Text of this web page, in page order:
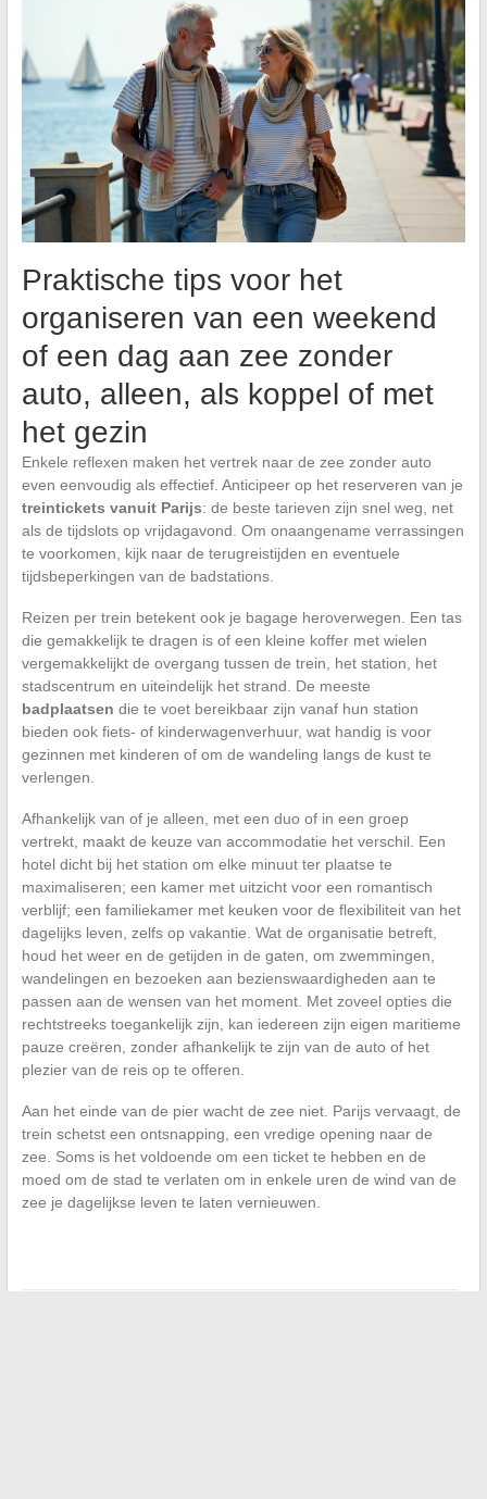
Praktische tips voor het
organiseren van een weekend
of een dag aan zee zonder
auto, alleen, als koppel of met
het gezin
Enkele reflexen maken het vertrek naar de zee zonder auto
even eenvoudig als effectief. Anticipeer op het reserveren van je
treintickets vanuit Parijs: de beste tarieven zijn snel weg, net
als de tijdslots op vrijdagavond. Om onaangename verrassingen
te voorkomen, kijk naar de terugreistijden en eventuele
tijdsbeperkingen van de badstations.
Reizen per trein betekent ook je bagage heroverwegen. Een tas
die gemakkelijk te dragen is of een kleine koffer met wielen
vergemakkelijkt de overgang tussen de trein, het station, het
stadscentrum en uiteindelijk het strand. De meeste
badplaatsen die te voet bereikbaar zijn vanaf hun station
bieden ook fiets- of kinderwagenverhuur, wat handig is voor
gezinnen met kinderen of om de wandeling langs de kust te
verlengen.
Afhankelijk van of je alleen, met een duo of in een groep
vertrekt, maakt de keuze van accommodatie het verschil. Een
hotel dicht bij het station om elke minuut ter plaatse te
maximaliseren; een kamer met uitzicht voor een romantisch
verblijf; een familiekamer met keuken voor de flexibiliteit van het
dagelijks leven, zelfs op vakantie. Wat de organisatie betreft,
houd het weer en de getijden in de gaten, om zwemmingen,
wandelingen en bezoeken aan bezienswaardigheden aan te
passen aan de wensen van het moment. Met zoveel opties die
rechtstreeks toegankelijk zijn, kan iedereen zijn eigen maritieme
pauze creëren, zonder afhankelijk te zijn van de auto of het
plezier van de reis op te offeren.
Aan het einde van de pier wacht de zee niet. Parijs vervaagt, de
trein schetst een ontsnapping, een vredige opening naar de
zee. Soms is het voldoende om een ticket te hebben en de
moed om de stad te verlaten om in enkele uren de wind van de
zee je dagelijkse leven te laten vernieuwen.